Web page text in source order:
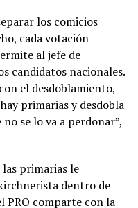
los comicios
cada votación
al jefe de
candidatos nacionales.
el desdoblamiento,
primarias y desdobla
se lo va a perdonar”,
primarias le
dentro de
PRO comparte con la